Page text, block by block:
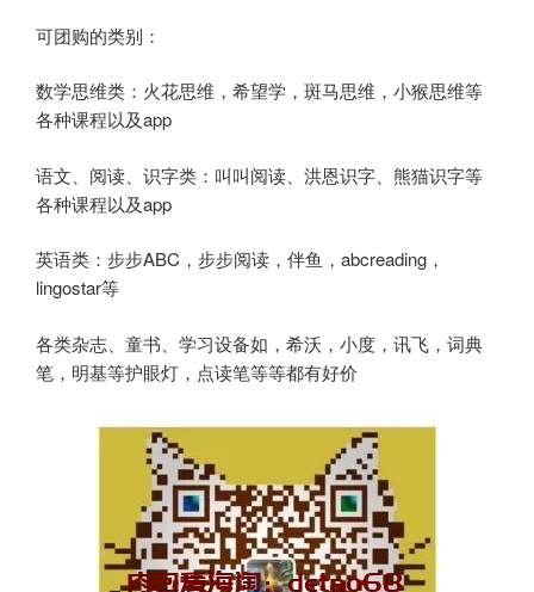
可团购的类别：
数学思维类：火花思维，希望学，斑马思维，小猴思维等
各种课程以及app
语文、阅读、识字类：叫叫阅读、洪恩识字、熊猫识字等
各种课程以及app
英语类：步步ABC，步步阅读，伴鱼，abcreading，
lingostar等
各类杂志、童书、学习设备如，希沃，小度，讯飞，词典
笔，明基等护眼灯，点读笔等等都有好价